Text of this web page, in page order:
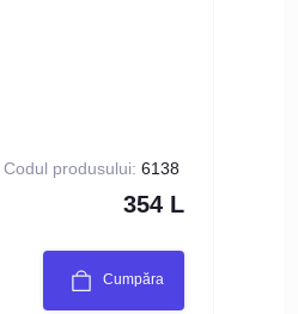
Codul produsului: 6138
354 L
Cumpăra